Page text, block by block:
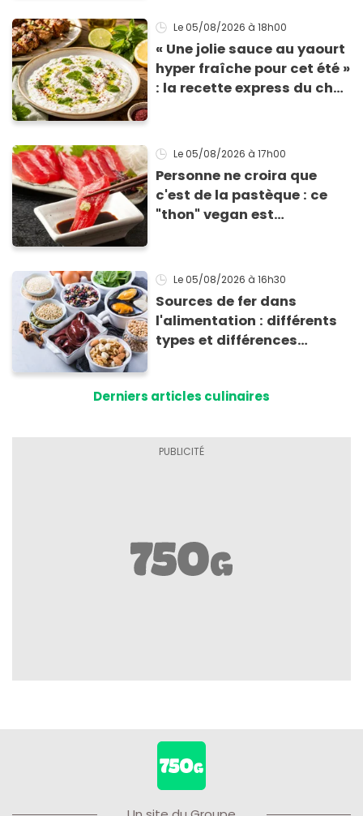
Le 05/08/2026 à 18h00
« Une jolie sauce au yaourt
hyper fraîche pour cet été »
: la recette express du chef
grillades
Le 05/08/2026 à 17h00
Personne ne croira que
c'est de la pastèque : ce
"thon" vegan est
Le 05/08/2026 à 16h30
Sources de fer dans
l'alimentation : différents
types et différences
Derniers articles culinaires